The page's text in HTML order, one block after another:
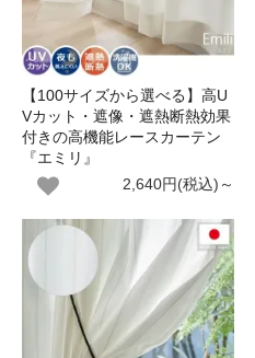
【100サイズから選べる】高U
Vカット・遮像・遮熱断熱効果
付きの高機能レースカーテン
『エミリ』
2,640円(税込)～